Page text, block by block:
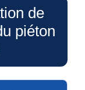
de
piéton